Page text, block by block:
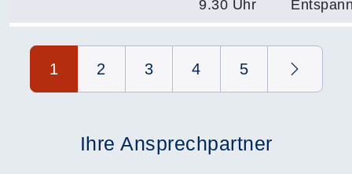
9.30 Uhr
1 2 3 4 5
Ihre Ansprechpartner